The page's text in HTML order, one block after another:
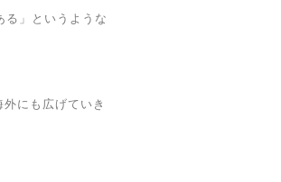
る」というような
にも広げていき